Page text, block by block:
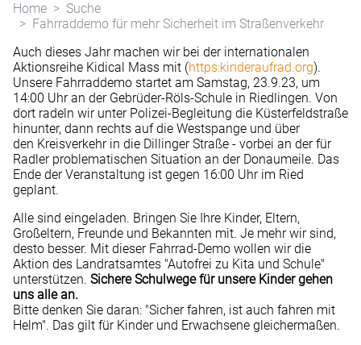
Home
Suche
Fahrraddemo für mehr Sicherheit im Straßenverkehr
Auch dieses Jahr machen wir bei der internationalen
Aktionsreihe Kidical Mass mit (https:kinderaufrad.org).
Unsere Fahrraddemo startet am Samstag, 23.9.23, um
14:00 Uhr an der Gebrüder-Röls-Schule in Riedlingen. Von
dort radeln wir unter Polizei-Begleitung die Küsterfeldstraße
hinunter, dann rechts auf die Westspange und über
den Kreisverkehr in die Dillinger Straße - vorbei an der für
Radler problematischen Situation an der Donaumeile. Das
Ende der Veranstaltung ist gegen 16:00 Uhr im Ried
geplant.
Alle sind eingeladen. Bringen Sie Ihre Kinder, Eltern,
Großeltern, Freunde und Bekannten mit. Je mehr wir sind,
desto besser. Mit dieser Fahrrad-Demo wollen wir die
Aktion des Landratsamtes "Autofrei zu Kita und Schule"
unterstützen. Sichere Schulwege für unsere Kinder gehen
uns alle an.
Bitte denken Sie daran: "Sicher fahren, ist auch fahren mit
Helm". Das gilt für Kinder und Erwachsene gleichermaßen.